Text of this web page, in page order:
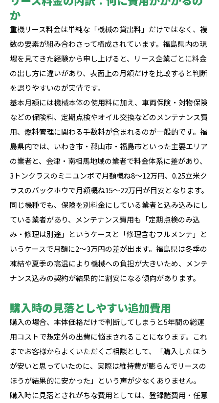
か
重機リース料金は単純な「機械の貸出料」だけではなく、複
数の要素が組み合わさって構成されています。福島県内の現
場を見てきた経験から申し上げると、リース企業ごとに料金
の出し方に違いがあり、表面上の月額だけを比較すると判断
を誤りやすいのが実情です。
基本月額には機械本体の使用料に加え、車両保険・対物保険
などの保険料、定期点検やオイル交換などのメンテナンス費
用、燃料管理に関わる手数料が含まれるのが一般的です。福
島県内では、いわき市・郡山市・福島市といった主要エリア
の業者と、会津・南相馬地域の業者で料金体系に差があり、
3トンクラスのミニユンボで月額概ね8〜12万円、0.25立米ク
ラスのバックホウで月額概ね15〜22万円が目安となります。
同じ機種でも、保険を別料金にしている業者と込み込みにし
ている業者があり、メンテナンス費用も「定期点検のみ込
み・修理は別途」というケースと「修理含むフルメンテ」と
いうケースで月額に2〜3万円の差が出ます。福島県は冬季の
凍結や夏季の高温により機械への負担が大きいため、メンテ
ナンス込みの契約が結果的に割安になる傾向があります。
購入時の見落としやすい追加費用
購入の場合、本体価格だけで判断してしまうと5年間の総運
用コストで想定外の出費に悩まされることになります。これ
までお客様からよくいただくご相談として、「購入したほう
が安いと思っていたのに、実際は維持費が膨らんでリースの
ほうが結果的に安かった」という声が少なくありません。
購入時に見落とされがちな費用としては、登録諸費用・任意